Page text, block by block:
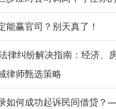
能赢官司？别天真了！
律纠纷解决指南：经济、
律师甄选策略
如何成功起诉民间借贷